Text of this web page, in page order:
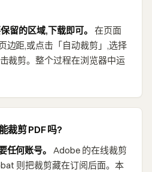
留的区域,下载即可。
在页面
边距,或点击「自动裁剪」,选择
裁剪。整个过程在浏览器中运
裁剪 PDF 吗?
何账号。
Adobe 的在线裁剪
则把裁剪藏在订阅后面。本